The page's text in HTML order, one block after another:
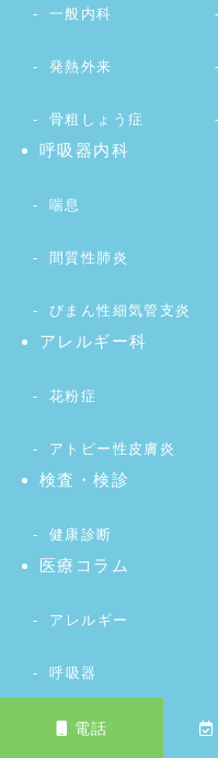
電話
一般内科
発熱外来
骨粗しょう症
呼吸器内科
喘息
間質性肺炎
びまん性細気管支炎
アレルギー科
花粉症
アトピー性皮膚炎
検査・検診
健康診断
医療コラム
アレルギー
呼吸器